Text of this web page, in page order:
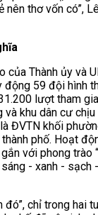
thơ vốn có”,
của Thành ủy và
động 59 đội hình
lượt tham
khu dân cư chịu
ĐVTN khối
phố. Hoạt
với phong trào
- xanh - sạch
chỉ trong hai